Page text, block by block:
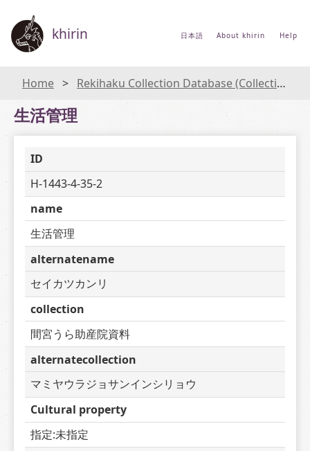
khirin 日本語 About khirin Help
Home Rekihaku Collection Database (Collections Database of the National Museum of Japanese History)
生活管理
ID
H-1443-4-35-2
name
生活管理
alternatename
セイカツカンリ
collection
間宮うら助産院資料
alternatecollection
マミヤウラジョサンインシリョウ
Cultural property
指定:未指定